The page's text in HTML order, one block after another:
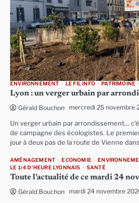
ENVIRONNEMENT LE FIL INFO PATRIMOINE
Lyon : un verger urbain par
Gérald Bouchon mercredi 25 novembre
Un verger urbain par arrondissement…
de campagne des écologistes. Le
jour à deux pas de la route de Vienne
AMÉNAGEMENT ECONOMIE
LE 1/4 D'HEURE LYONNAIS
SANTÉ
Toute l’actualité de ce mardi 24
Gérald Bouchon mardi 24 novembre